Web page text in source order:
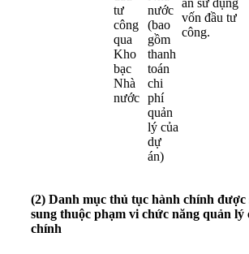
tư
công
qua
Kho
bạc
Nhà
nước
nước
(bao
gồm
thanh
toán
chi
phí
quản
lý của
dự
án)
án sử dụng
vốn đầu tư
công.
(2) Danh mục thủ tục hành chính được
sung thuộc phạm vi chức năng quản lý
chính